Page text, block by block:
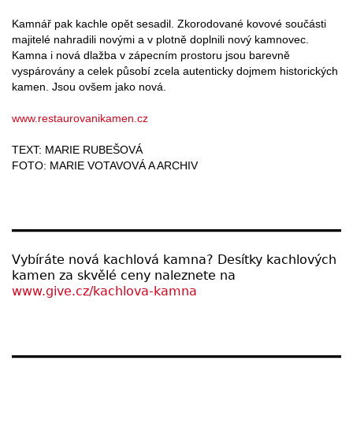
Kamnář pak kachle opět sesadil. Zkorodované kovové součásti
majitelé nahradili novými a v plotně doplnili nový kamnovec.
Kamna i nová dlažba v zápecním prostoru jsou barevně
vyspárovány a celek působí zcela autenticky dojmem historických
kamen. Jsou ovšem jako nová.
www.restaurovanikamen.cz
TEXT: MARIE RUBEŠOVÁ
FOTO: MARIE VOTAVOVÁ A ARCHIV
Vybíráte nová kachlová kamna? Desítky kachlových
kamen za skvělé ceny naleznete na
www.give.cz/kachlova-kamna